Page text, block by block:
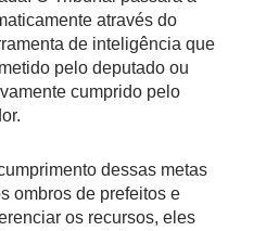
através do
de inteligência que
pelo deputado ou
cumprido pelo
dessas metas
ombros de prefeitos e
os recursos, eles